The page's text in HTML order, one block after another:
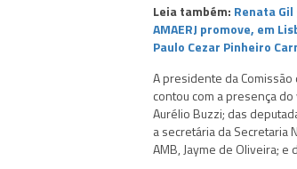
Leia também: Renata
AMAERJ promove, em
Paulo Cezar Pinheiro
A presidente da Comissão
contou com a presença
Aurélio Buzzi; das
a secretária da Secretaria
AMB, Jayme de Oliveira;